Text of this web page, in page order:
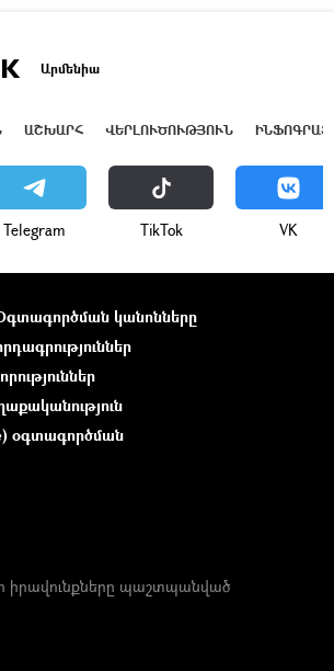
Արմենիա
ԱՇԽԱՐՀ ՎԵՐԼՈՒԾՈՒԹՅՈՒՆ
Telegram ТikТоk VK
կանոնները
օգտագործման
իրավունքները պաշտպանված